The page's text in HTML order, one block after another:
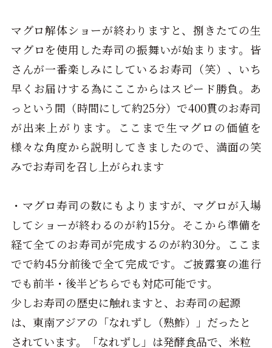
マグロ解体ショーが終わりますと、捌きたての生
マグロを使用した寿司の振舞いが始まります。皆
さんが一番楽しみにしているお寿司（笑）、いち
早くお届けする為にここからはスピード勝負。あ
っという間（時間にして約25分）で400貫のお寿司
が出来上がります。ここまで生マグロの価値を
様々な角度から説明してきましたので、満面の笑
みでお寿司を召し上がられます
・マグロ寿司の数にもよりますが、マグロが入場
してショーが終わるのが約15分。そこから準備を
経て全てのお寿司が完成するのが約30分。ここま
でで約45分前後で全て完成です。ご披露宴の進行
でも前半・後半どちらでも対応可能です。
少しお寿司の歴史に触れますと、 お寿司の起源
は、東南アジアの「なれずし（熟鮓）」だったと
されています。「なれずし」は発酵食品で、米粒